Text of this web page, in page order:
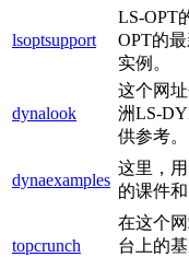
lsoptsupport
LS-OPT
OPT的
实例。
dynalook
这个网
洲LS-
供参考。
dynaexamples
这里，
的课件和
topcrunch
在这个
台上的